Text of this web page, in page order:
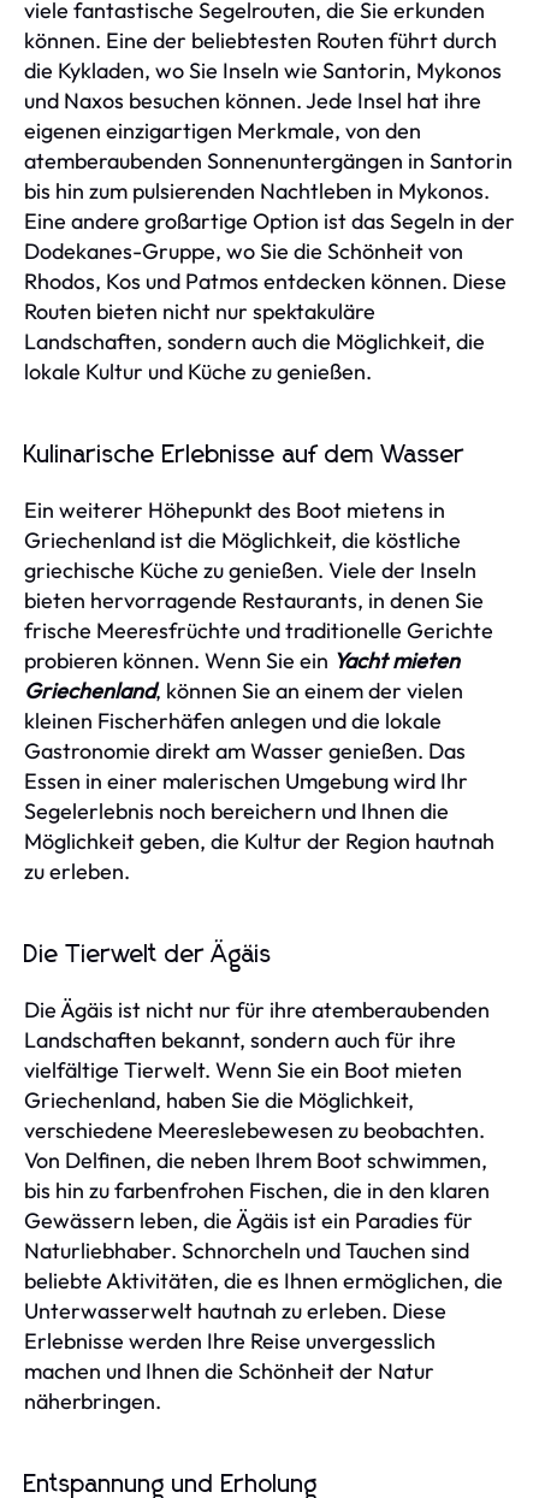
viele fantastische Segelrouten, die Sie erkunden
können. Eine der beliebtesten Routen führt durch
die Kykladen, wo Sie Inseln wie Santorin, Mykonos
und Naxos besuchen können. Jede Insel hat ihre
eigenen einzigartigen Merkmale, von den
atemberaubenden Sonnenuntergängen in Santorin
bis hin zum pulsierenden Nachtleben in Mykonos.
Eine andere großartige Option ist das Segeln in der
Dodekanes-Gruppe, wo Sie die Schönheit von
Rhodos, Kos und Patmos entdecken können. Diese
Routen bieten nicht nur spektakuläre
Landschaften, sondern auch die Möglichkeit, die
lokale Kultur und Küche zu genießen.
Kulinarische Erlebnisse auf dem Wasser
Ein weiterer Höhepunkt des Boot mietens in
Griechenland ist die Möglichkeit, die köstliche
griechische Küche zu genießen. Viele der Inseln
bieten hervorragende Restaurants, in denen Sie
frische Meeresfrüchte und traditionelle Gerichte
probieren können. Wenn Sie ein Yacht mieten
Griechenland, können Sie an einem der vielen
kleinen Fischerhäfen anlegen und die lokale
Gastronomie direkt am Wasser genießen. Das
Essen in einer malerischen Umgebung wird Ihr
Segelerlebnis noch bereichern und Ihnen die
Möglichkeit geben, die Kultur der Region hautnah
zu erleben.
Die Tierwelt der Ägäis
Die Ägäis ist nicht nur für ihre atemberaubenden
Landschaften bekannt, sondern auch für ihre
vielfältige Tierwelt. Wenn Sie ein Boot mieten
Griechenland, haben Sie die Möglichkeit,
verschiedene Meereslebewesen zu beobachten.
Von Delfinen, die neben Ihrem Boot schwimmen,
bis hin zu farbenfrohen Fischen, die in den klaren
Gewässern leben, die Ägäis ist ein Paradies für
Naturliebhaber. Schnorcheln und Tauchen sind
beliebte Aktivitäten, die es Ihnen ermöglichen, die
Unterwasserwelt hautnah zu erleben. Diese
Erlebnisse werden Ihre Reise unvergesslich
machen und Ihnen die Schönheit der Natur
näherbringen.
Entspannung und Erholung